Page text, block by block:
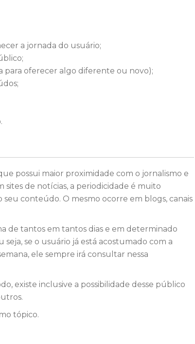
a jornada do usuário;
para oferecer algo diferente ou novo);
possui maior proximidade com o jornalismo e
de notícias, a periodicidade é muito
conteúdo. O mesmo ocorre em blogs, canais
de tantos em tantos dias e em determinado
se o usuário já está acostumado com a
ele sempre irá consultar nessa
existe inclusive a possibilidade desse público
tópico.